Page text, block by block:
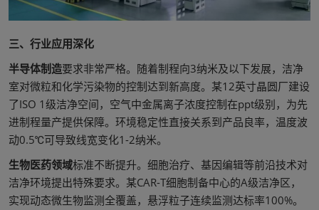
三、行业应用深化
半导体制造要求非常严格。随着制程向3纳米及以下发展，洁净
室对微粒和化学污染物的控制达到新高度。某12英寸晶圆厂建设
了ISO 1级洁净空间，空气中金属离子浓度控制在ppt级别，为先
进制程量产提供保障。环境稳定性直接关系到产品良率，温度波
动0.5℃可导致线宽变化1-2纳米。
生物医药领域标准不断提升。细胞治疗、基因编辑等前沿技术对
洁净环境提出特殊要求。某CAR-T细胞制备中心的A级洁净区，
实现动态微生物监测全覆盖，悬浮粒子连续监测达标率100%。